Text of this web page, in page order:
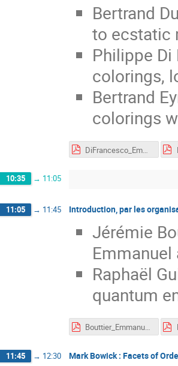
Bertrand
to ecstatic
Philippe
colorings,
Bertrand
colorings
10:35 → 11:05
11:05 → 11:45 Introduction, par les
Jérémie
Raphaël
quantum
Bouttier_Emmanuel60.pdf
11:45 → 12:30 Mark Bowick : Facets of